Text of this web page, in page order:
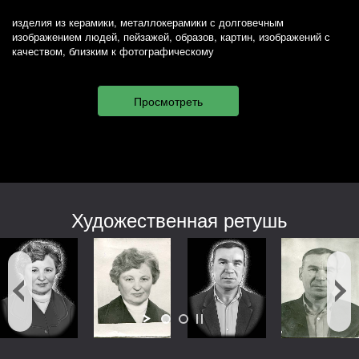
изделия из керамики, металлокерамики с долговечным
изображением людей, пейзажей, образов, картин, изображений с
качеством, близким к фотографическому
Художественная ретушь